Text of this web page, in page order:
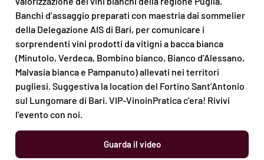
Banchi d’assaggio preparati con maestria dai sommelier
della Delegazione AIS di Bari, per comunicare i
sorprendenti vini prodotti da vitigni a bacca bianca
(Minutolo, Verdeca, Bombino bianco, Bianco d’Alessano,
Malvasia bianca e Pampanuto) allevati nei territori
pugliesi. Suggestiva la location del Fortino Sant’Antonio
sul Lungomare di Bari. VIP-VinoinPratica c’era! Rivivi
l’evento con noi.
Guarda il video